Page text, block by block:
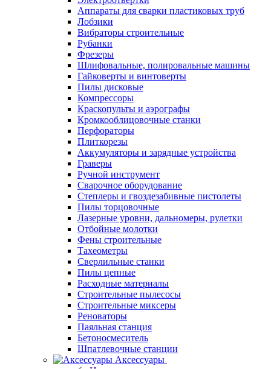
Аппараты для сварки пластиковых труб
Лобзики
Вибраторы строительные
Рубанки
Фрезеры
Шлифовальные, полировальные машины
Гайковерты и винтоверты
Пилы дисковые
Компрессоры
Краскопульты и аэрографы
Кромкооблицовочные станки
Перфораторы
Плиткорезы
Аккумуляторы и зарядные устройства
Граверы
Ручной инструмент
Сварочное оборудование
Степлеры и гвоздезабивные пистолеты
Пилы торцовочные
Лазерные уровни, дальномеры, рулетки
Отбойные молотки
Фены строительные
Тахеометры
Сверлильные станки
Пилы цепные
Расходные материалы
Строительные пылесосы
Строительные миксеры
Реноваторы
Паяльная станция
Бетоносмеситель
Шпатлевочные станции
Аксессуары